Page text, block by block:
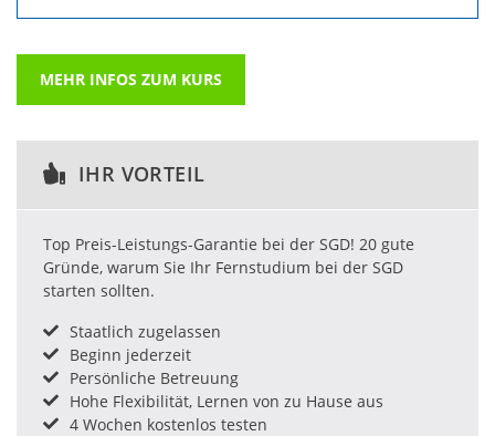
MEHR INFOS ZUM KURS
IHR VORTEIL
Top Preis-Leistungs-Garantie bei der SGD! 20 gute
Gründe, warum Sie Ihr Fernstudium bei der SGD
starten sollten.
Staatlich zugelassen
Beginn jederzeit
Persönliche Betreuung
Hohe Flexibilität, Lernen von zu Hause aus
4 Wochen kostenlos testen